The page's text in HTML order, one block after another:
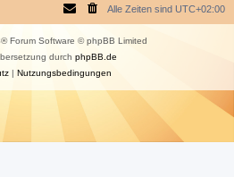
Alle Zeiten sind UTC+02:00
® Forum Software © phpBB Limited
durch phpBB.de
| Nutzungsbedingungen